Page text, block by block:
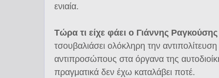
ενιαία.
Τώρα τι είχε φάει ο Γιάννης Ραγκούσης
τσουβαλιάσει ολόκληρη την
αντιπροσώπους στα όργανα της
πραγματικά δεν έχω καταλάβει ποτέ.